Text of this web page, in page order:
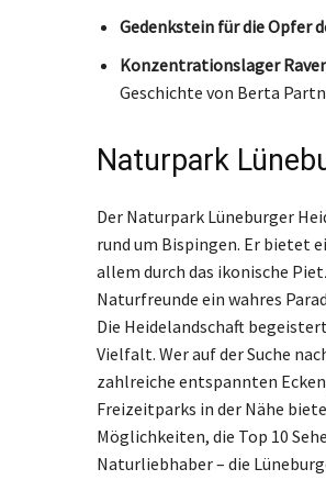
Gedenkstein für die Opfer
Konzentrationslager
Geschichte von Berta
Naturpark
Der Naturpark Lüneburger
rund um Bispingen. Er bietet
allem durch das ikonische
Naturfreunde ein wahres
Die Heidelandschaft
Vielfalt. Wer auf der Suche
zahlreiche entspannten
Freizeitparks in der Nähe
Möglichkeiten, die Top 10
Naturliebhaber – die